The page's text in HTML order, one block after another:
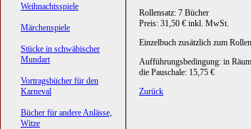
Rollensatz: 7 Bücher
Preis: 31,50 € inkl. MwSt.
Einzelbuch zusätzlich zum
Aufführungsbedingung: in
die Pauschale: 15,75 €
Zurück
Weihnachtsspiele
Märchenspiele
Stücke in schwäbischer
Mundart
Vortragsbücher für den
Karneval
Bücher für andere Anlässe,
Witze